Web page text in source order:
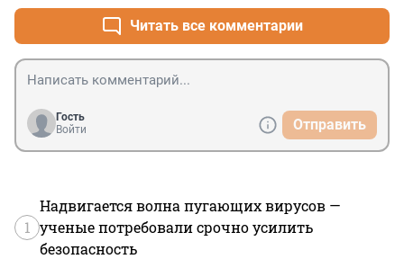
Читать все комментарии
Гость
Войти
Отправить
1
Надвигается волна пугающих вирусов —
ученые потребовали срочно усилить
безопасность